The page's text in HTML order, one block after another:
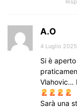
A.O
4 Luglio
Si è
Vlahovic…
Sarà una